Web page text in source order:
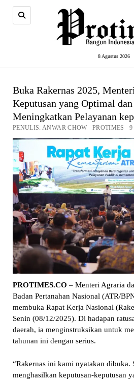
8 Agustus 2026
Buka Rakernas 2025,
Keputusan yang Optimal
Meningkatkan Pelayanan
PENULIS: ANWAR CHOW PROTIMES 9
PROTIMES.CO – Menteri Agraria
Badan Pertanahan Nasional (ATR/
membuka Rapat Kerja Nasional
Senin (08/12/2025). Di hadapan
daerah, ia menginstruksikan untuk
tahunan ini dengan serius.
“Rakernas ini kami nyatakan dibuka.
menghasilkan keputusan-keputusan